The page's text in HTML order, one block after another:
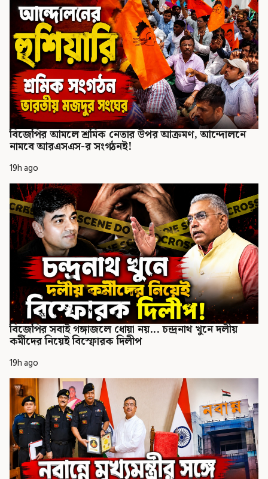
বিজেপির আমলে শ্রমিক নেতার উপর আক্রমণ, আন্দোলনে
নামবে আরএসএস-র সংগঠনই!
19h ago
বিজেপির সবাই গঙ্গাজলে ধোয়া নয়... চন্দ্রনাথ খুনে দলীয়
কর্মীদের নিয়েই বিস্ফোরক দিলীপ
19h ago